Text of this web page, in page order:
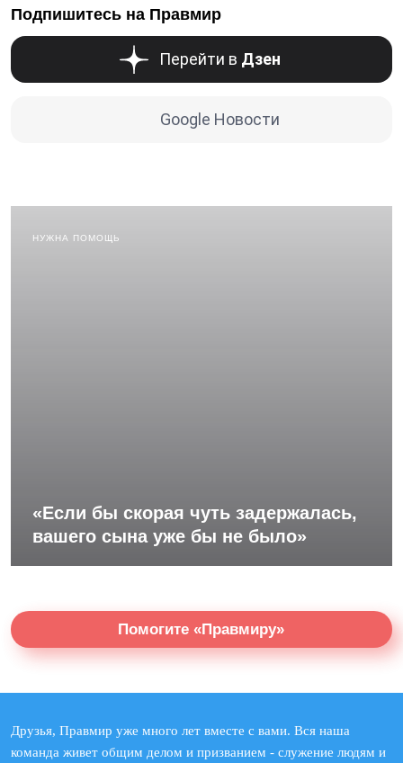
Подпишитесь на Правмир
Перейти в Дзен
Google Новости
НУЖНА ПОМОЩЬ
«Если бы скорая чуть задержалась,
вашего сына уже бы не было»
Помогите «Правмиру»
Друзья, Правмир уже много лет вместе с вами. Вся наша
команда живет общим делом и призванием - служение людям и